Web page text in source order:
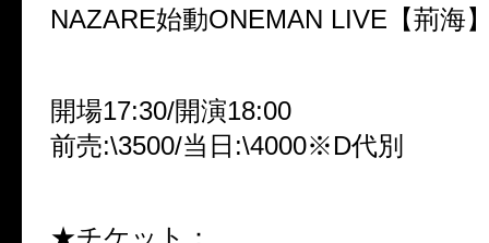
NAZARE始動ONEMAN LIVE【荊海
開場17:30/開演18:00
前売:\3500/当日:\4000※D代別
★チケット：